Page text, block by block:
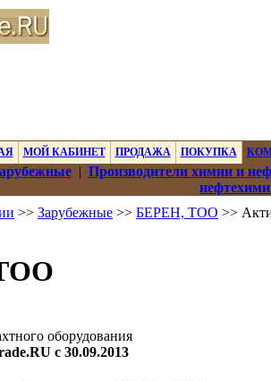
МОЙ КАБИНЕТ ПРОДАЖА ПОКУПКА
| Производители химии и
>> Зарубежные >> БЕРЕН, ТОО >>
оборудования
с 30.09.2013